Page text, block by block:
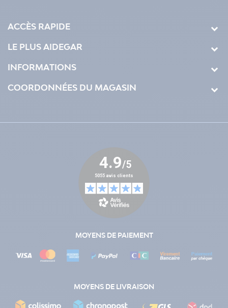
ACCÈS RAPIDE
LE PLUS AIDEGAR
INFORMATIONS
COORDONNÉES DU MAGASIN
MOYENS DE PAIEMENT
MOYENS DE LIVRAISON